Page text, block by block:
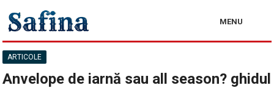
MENU
ARTICOLE
Anvelope de iarnă sau all season? ghidul